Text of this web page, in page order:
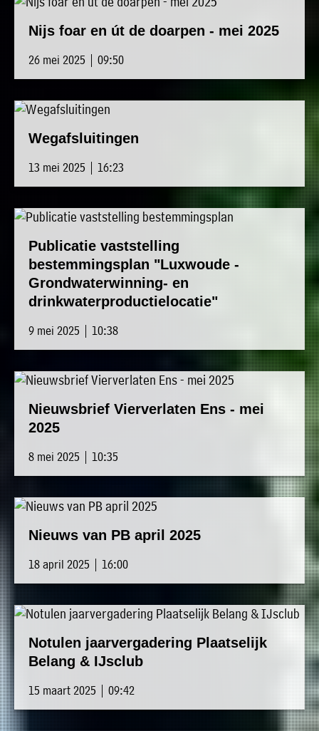
Nijs foar en út de doarpen - mei 2025
26 mei 2025 | 09:50
Wegafsluitingen
13 mei 2025 | 16:23
Publicatie vaststelling
bestemmingsplan "Luxwoude -
Grondwaterwinning- en
drinkwaterproductielocatie"
9 mei 2025 | 10:38
Nieuwsbrief Vierverlaten Ens - mei
2025
8 mei 2025 | 10:35
Nieuws van PB april 2025
18 april 2025 | 16:00
Notulen jaarvergadering Plaatselijk
Belang & IJsclub
15 maart 2025 | 09:42